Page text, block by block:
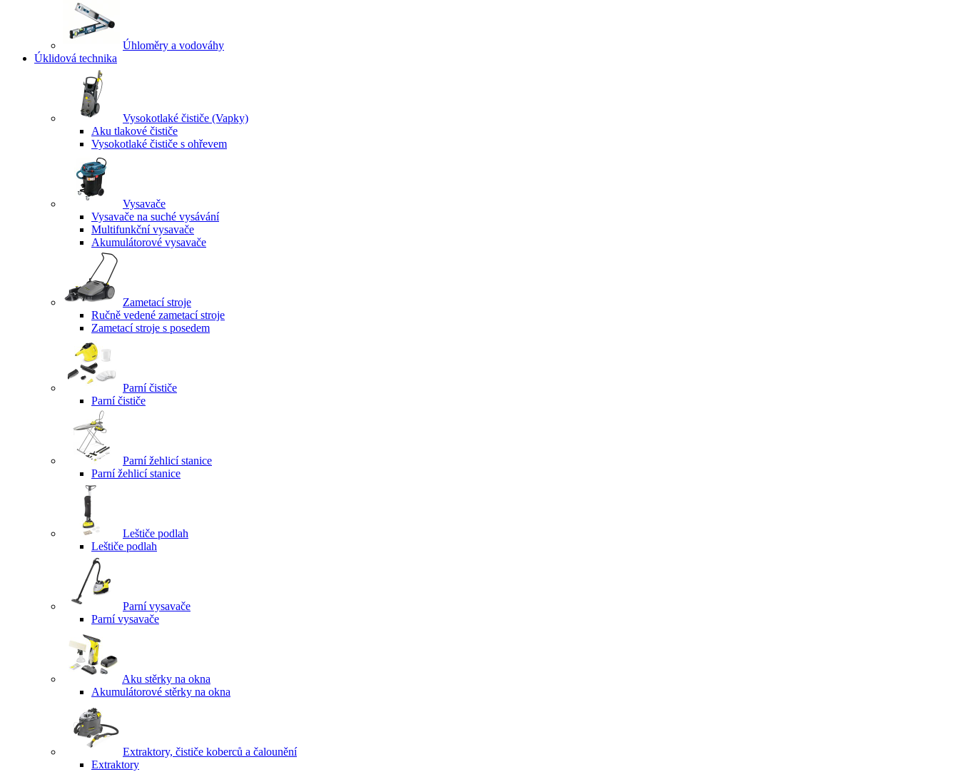
Úhloměry a vodováhy
Úklidová technika
Vysokotlaké čističe (Vapky)
Aku tlakové čističe
Vysokotlaké čističe s ohřevem
Vysavače
Vysavače na suché vysávání
Multifunkční vysavače
Akumulátorové vysavače
Zametací stroje
Ručně vedené zametací stroje
Zametací stroje s posedem
Parní čističe
Parní čističe
Parní žehlicí stanice
Parní žehlicí stanice
Leštiče podlah
Leštiče podlah
Parní vysavače
Parní vysavače
Aku stěrky na okna
Akumulátorové stěrky na okna
Extraktory, čističe koberců a čalounění
Extraktory